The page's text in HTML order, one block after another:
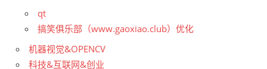
qt
搞笑俱乐部（www.gaoxiao.club）优化
机器视觉&OPENCV
科技&互联网&创业